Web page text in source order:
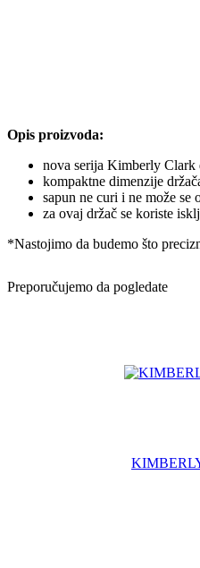
Opis proizvoda:
nova serija Kimberly Clark
kompaktne dimenzije
sapun ne curi i ne može se
za ovaj držač se koriste
*Nastojimo da budemo što
Preporučujemo da pogledate